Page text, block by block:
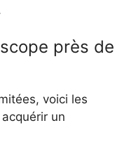
près de
voici les
un